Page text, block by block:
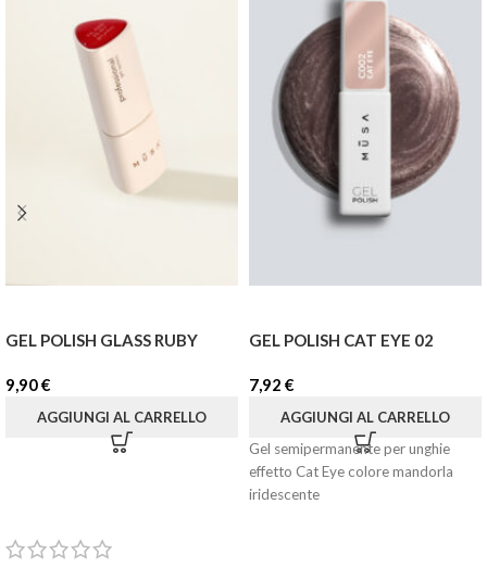
GEL POLISH GLASS RUBY
9,90€
AGGIUNGI AL CARRELLO
GEL POLISH CAT EYE 02
7,92 €
AGGIUNGI AL CARRELLO
Gel semipermanente per unghie
effetto Cat Eye colore mandorla
iridescente